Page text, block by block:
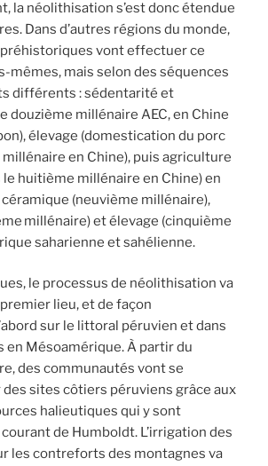
la néolithisation s’est donc étendue
Dans d’autres régions du monde,
vont effectuer ce
mêmes, mais selon des séquences
différents : sédentarité et
douzième millénaire AEC, en Chine
élevage (domestication du porc
en Chine), puis agriculture
huitième millénaire en Chine) en
(neuvième millénaire),
millénaire) et élevage (cinquième
saharienne et sahélienne.
le processus de néolithisation va
lieu, et de façon
sur le littoral péruvien et dans
en Mésoamérique. À partir du
des communautés vont se
sites côtiers péruviens grâce aux
halieutiques qui y sont
de Humboldt. L’irrigation des
les contreforts des montagnes va